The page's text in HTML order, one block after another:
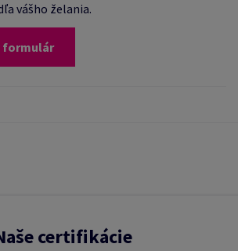
vášho želania.
formulár
certifikácie